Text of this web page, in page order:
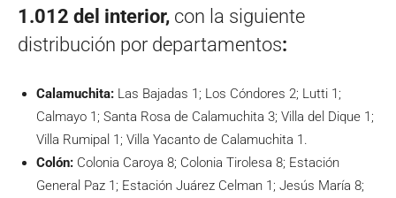
1.012 del interior, con la siguiente
distribución por departamentos:
Calamuchita: Las Bajadas 1; Los Cóndores 2; Lutti 1;
Calmayo 1; Santa Rosa de Calamuchita 3; Villa del Dique 1;
Villa Rumipal 1; Villa Yacanto de Calamuchita 1.
Colón: Colonia Caroya 8; Colonia Tirolesa 8; Estación
General Paz 1; Estación Juárez Celman 1; Jesús María 8;